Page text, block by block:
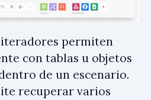
iteradores permiten
con tablas u objetos
de un escenario.
recuperar varios